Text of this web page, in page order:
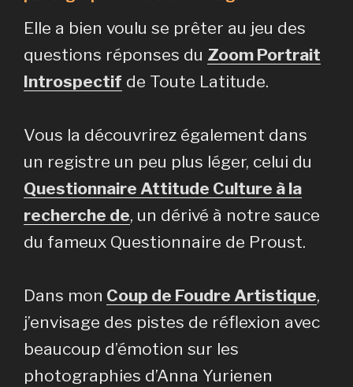
Elle a bien voulu se prêter au jeu des
questions réponses du Zoom Portrait
Introspectif de Toute Latitude.
Vous la découvrirez également dans
un registre un peu plus léger, celui du
Questionnaire Attitude Culture à la
recherche de, un dérivé à notre sauce
du fameux Questionnaire de Proust.
Dans mon Coup de Foudre Artistique,
j’envisage des pistes de réflexion avec
beaucoup d’émotion sur les
photographies d’Anna Yurienen